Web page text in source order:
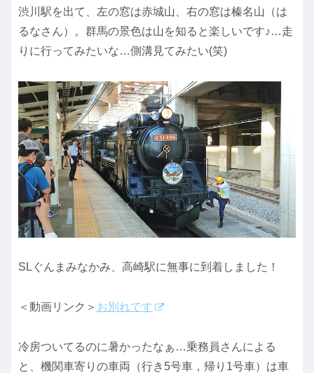
渋川駅を出て、左の窓は赤城山、右の窓は榛名山（は
るなさん）。群馬の景色は山を知ると楽しいです♪…走
りに行ってみたいな…側溝見てみたい(笑)
SLぐんまみなかみ、高崎駅に無事に到着しました！
＜動画リンク＞ お別れです
冷房ついてるのに暑かったなぁ…乗務員さんによる
と、機関車寄りの車両（行き5号車，帰り1号車）は車